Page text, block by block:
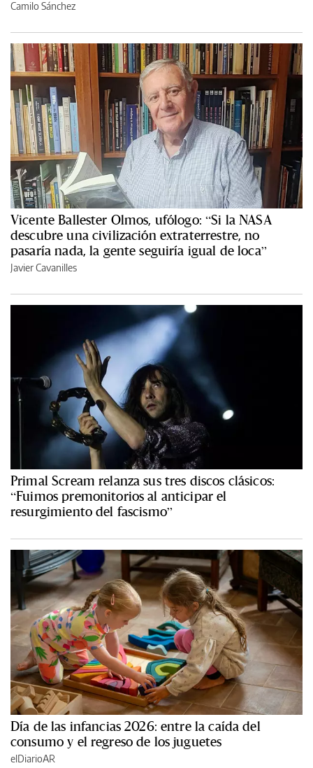
Camilo Sánchez
Vicente Ballester Olmos, ufólogo: “Si la NASA
descubre una civilización extraterrestre, no
pasaría nada, la gente seguiría igual de loca”
Javier Cavanilles
Primal Scream relanza sus tres discos clásicos:
“Fuimos premonitorios al anticipar el
resurgimiento del fascismo”
Día de las infancias 2026: entre la caída del
consumo y el regreso de los juguetes
elDiarioAR